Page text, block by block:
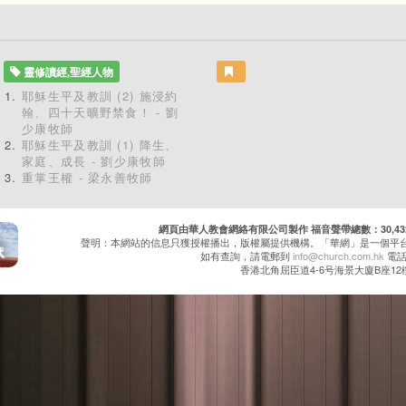
靈修讀經,聖經人物
耶穌生平及教訓 (2) 施浸約
翰、四十天曠野禁食！ - 劉
少康牧師
耶穌生平及教訓 (1) 降生、
家庭、成長 - 劉少康牧師
重掌王權 - 梁永善牧師
網頁由華人教會網絡有限公司製作 福音聲帶總數：
聲明：本網站的信息只獲授權播出，版權屬提供機構。「華網」是一個
如有查詢，請電郵到info@church.com.hk 電
香港北角屈臣道4-6号海景大廈B座12